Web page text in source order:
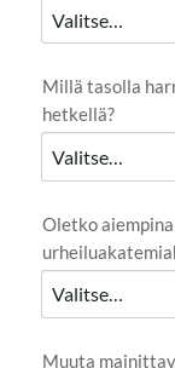
Millä tasolla
hetkellä?
Oletko
Muuta